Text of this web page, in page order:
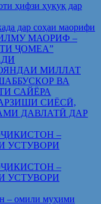
ҳифзи ҳуқуқ дар
дар соҳаи маорифи
ИЛМУ МАОРИФ –
ҶОМЕА”
МИЛЛАТ
ВА
САЙЁРА
СИЁСӢ,
ДАВЛАТӢ ДАР
–
УСТУВОРИ
–
УСТУВОРИ
– омили муҳими